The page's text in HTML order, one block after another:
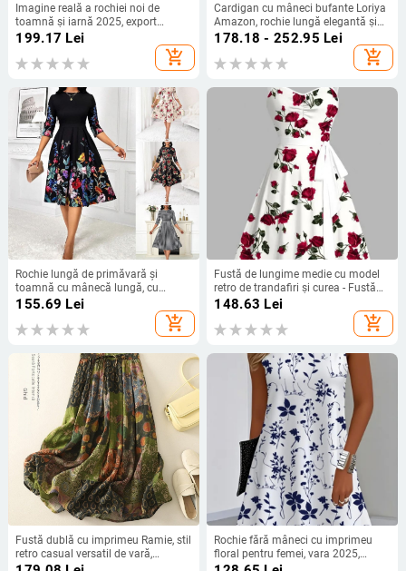
Imagine reală a rochiei noi de
toamnă și iarnă 2025, export
transfrontalier european și
american, cu buline, imprimat cu
decolteu în V și mânecă lungă
199.17 Lei
add_shopping_cart
Cardigan cu mâneci bufante Loriya
Amazon, rochie lungă elegantă și
colorată de vară 2022 LR507
178.18 - 252.95 Lei
add_shopping_cart
Rochie lungă de primăvară și
toamnă cu mânecă lungă, cu
imprimeu floral și imprimeu floral,
pentru femei din comerțul exterior
transfrontalier din Europa și Statele
independentă de comerț exterior
155.69 Lei
add_shopping_cart
Fustă de lungime medie cu model
retro de trandafiri și curea - Fustă
elegantă fără mâneci, linie A
148.63 Lei
add_shopping_cart
Fustă dublă cu imprimeu Ramie, stil
retro casual versatil de vară,
fotografie reală
Rochie fără mâneci cu imprimeu
floral pentru femei, vara 2025,
export transfrontalier european și